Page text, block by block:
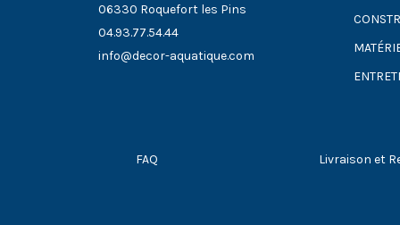
06330 Roquefort les Pins
04.93.77.54.44
info@decor-aquatique.com
FAQ Livraison et